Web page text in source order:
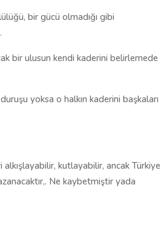
bir gücü olmadığı gibi
bir ulusun kendi kaderini belirlemede
yoksa o halkın kaderini başkaları
kutlayabilir, ancak Türkiye
Ne kaybetmiştir yada